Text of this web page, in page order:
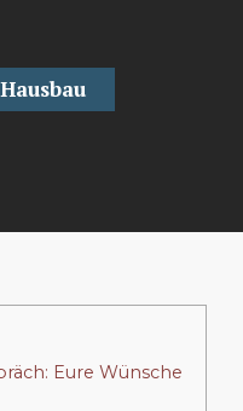
Eure Wünsche